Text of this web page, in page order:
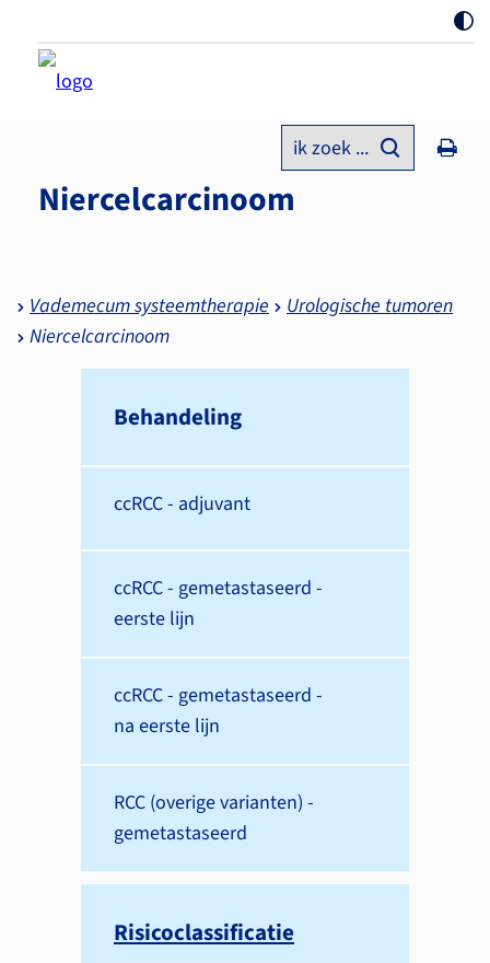
ik zoek ...
Niercelcarcinoom
Vademecum systeemtherapie
Urologische tumoren
Niercelcarcinoom
Behandeling
ccRCC - adjuvant
ccRCC - gemetastaseerd -
eerste lijn
ccRCC - gemetastaseerd -
na eerste lijn
RCC (overige varianten) -
gemetastaseerd
Risico­classificatie